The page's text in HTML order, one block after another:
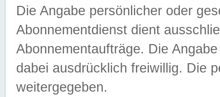
Die Angabe persönlicher oder
Abonnementdienst dient
Abonnementaufträge. Die
dabei ausdrücklich freiwillig. Die
weitergegeben.